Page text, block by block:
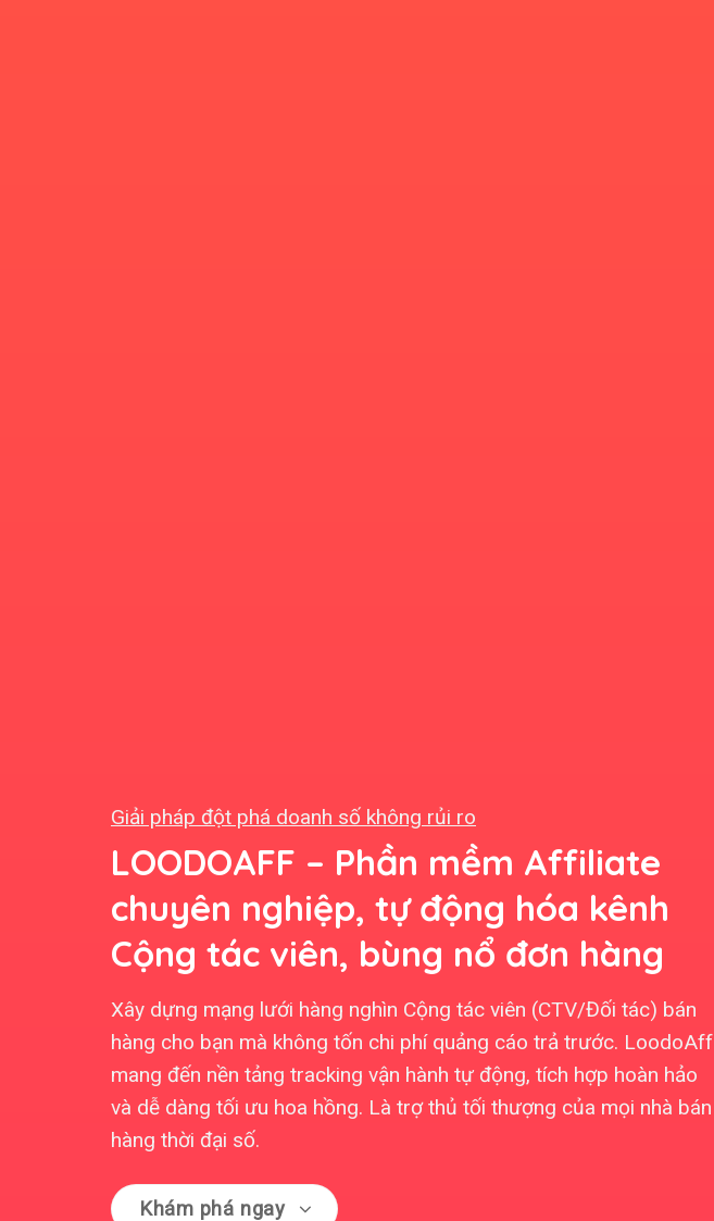
Giải pháp đột phá doanh số không rủi ro
LOODOAFF – Phần mềm Affiliate
chuyên nghiệp, tự động hóa kênh
Cộng tác viên, bùng nổ đơn hàng
Xây dựng mạng lưới hàng nghìn Cộng tác viên (CTV/Đối tác) bán
hàng cho bạn mà không tốn chi phí quảng cáo trả trước. LoodoAff
mang đến nền tảng tracking vận hành tự động, tích hợp hoàn hảo
và dễ dàng tối ưu hoa hồng. Là trợ thủ tối thượng của mọi nhà bán
hàng thời đại số.
Khám phá ngay